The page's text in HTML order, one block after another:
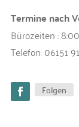
Termine nach
Bürozeiten :
Telefon:06151
Folgen